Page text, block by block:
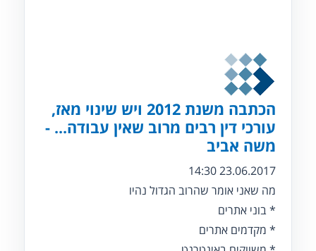
הכתבה משנת 2012 ויש שינוי מאז,
עורכי דין רבים מרוב שאין עבודה... -
משה אביב
23.06.2017 14:30
מה שאני אומר שהרוב הגדול נהיו
* בוני אתרים
* מקדמים אתרים